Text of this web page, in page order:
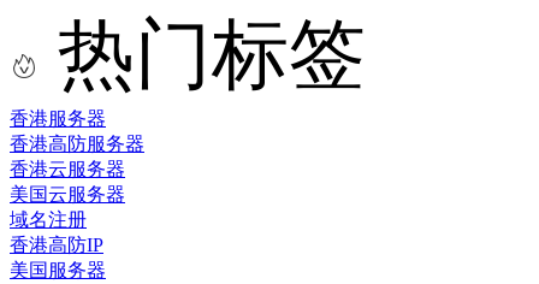
热门标签
香港服务器
香港高防服务器
香港云服务器
美国云服务器
域名注册
香港高防IP
美国服务器